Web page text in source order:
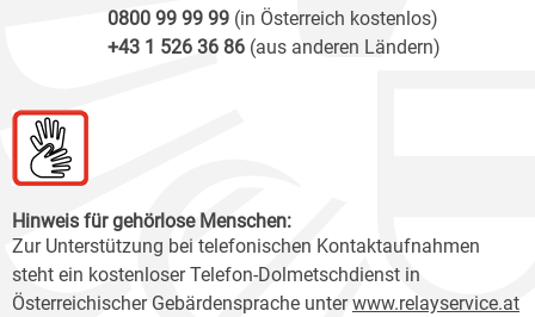
0800 99 99 99 (in Österreich kostenlos)
+43 1 526 36 86 (aus anderen Ländern)
Hinweis für gehörlose Menschen:
Zur Unterstützung bei telefonischen Kontaktaufnahmen
steht ein kostenloser Telefon-Dolmetschdienst in
Österreichischer Gebärdensprache unterwww.relayservice.at